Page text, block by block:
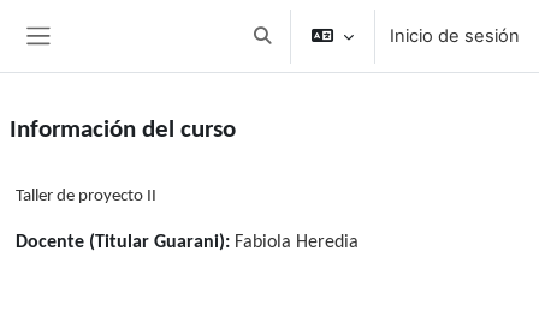
Conmutar entrada de búsqueda
Inicio de sesión
Información del curso
Taller de proyecto II
Docente (Titular Guarani): Fabiola Heredia